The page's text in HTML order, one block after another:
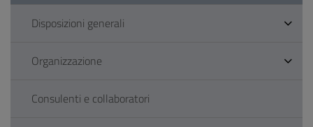
Disposizioni generali
Organizzazione
Consulenti e collaboratori